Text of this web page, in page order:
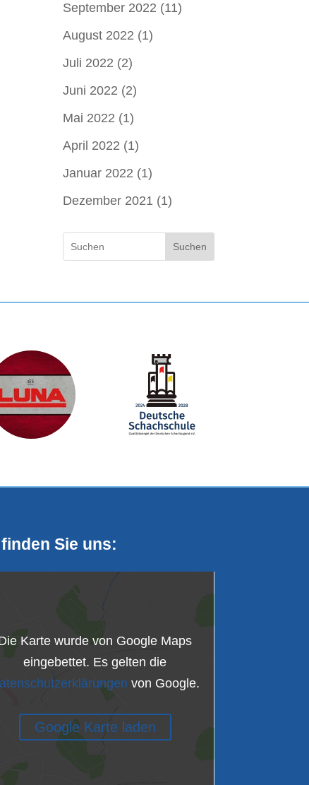
September 2022 (11)
August 2022 (1)
Juli 2022 (2)
Juni 2022 (2)
Mai 2022 (1)
April 2022 (1)
Januar 2022 (1)
Dezember 2021 (1)
Suchen
Sie uns:
Karte wurde von Google Maps
eingebettet. Es gelten die
von Google.
Google Karte laden